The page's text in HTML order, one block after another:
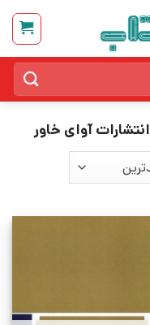
انتشارات آوای خاور